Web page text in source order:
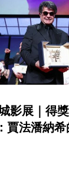
影展｜得
賈法潘納